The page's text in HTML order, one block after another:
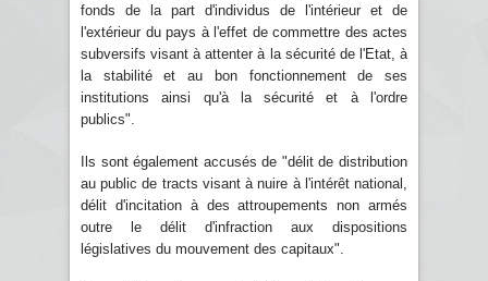
fonds de la part d'individus de l'intérieur et de
l'extérieur du pays à l'effet de commettre des actes
subversifs visant à attenter à la sécurité de l'Etat, à
la stabilité et au bon fonctionnement de ses
institutions ainsi qu'à la sécurité et à l'ordre
publics".
Ils sont également accusés de "délit de distribution
au public de tracts visant à nuire à l'intérêt national,
délit d'incitation à des attroupements non armés
outre le délit d'infraction aux dispositions
législatives du mouvement des capitaux".